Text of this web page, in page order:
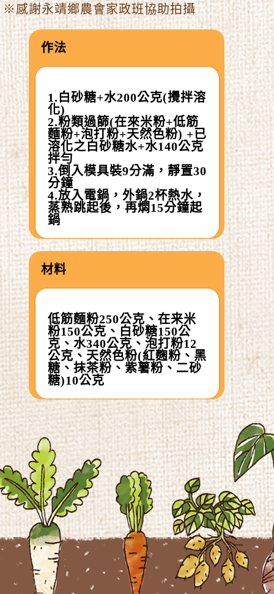
※感謝永靖鄉農會家政班協助拍攝
作法
1.白砂糖+水200公克(攪拌溶
化)
2.粉類過篩(在來米粉+低筋
麵粉+泡打粉+天然色粉) +已
溶化之白砂糖水+水140公克
拌勻
3.倒入模具裝9分滿，靜置30
分鐘
4.放入電鍋，外鍋2杯熱水，
蒸熟跳起後，再燜15分鐘起
鍋
材料
低筋麵粉250公克、在来米
粉150公克、白砂糖150公
克、水340公克、泡打粉12
公克、天然色粉(紅麴粉、黑
糖、抹茶粉、紫薯粉、二砂
糖)10公克